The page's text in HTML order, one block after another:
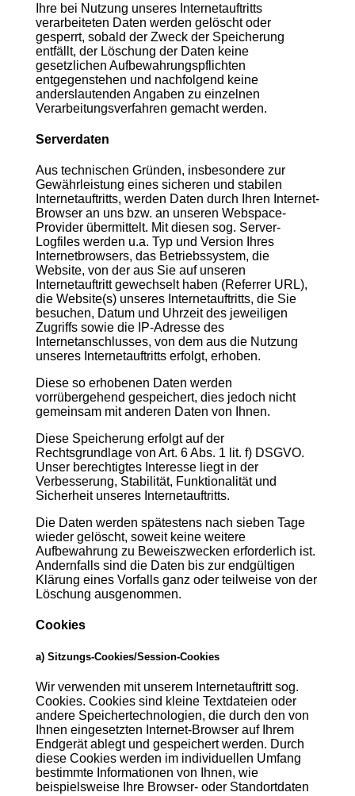
Ihre bei Nutzung unseres Internetauftritts
verarbeiteten Daten werden gelöscht oder
gesperrt, sobald der Zweck der Speicherung
entfällt, der Löschung der Daten keine
gesetzlichen Aufbewahrungspflichten
entgegenstehen und nachfolgend keine
anderslautenden Angaben zu einzelnen
Verarbeitungsverfahren gemacht werden.
Serverdaten
Aus technischen Gründen, insbesondere zur
Gewährleistung eines sicheren und stabilen
Internetauftritts, werden Daten durch Ihren Internet-
Browser an uns bzw. an unseren Webspace-
Provider übermittelt. Mit diesen sog. Server-
Logfiles werden u.a. Typ und Version Ihres
Internetbrowsers, das Betriebssystem, die
Website, von der aus Sie auf unseren
Internetauftritt gewechselt haben (Referrer URL),
die Website(s) unseres Internetauftritts, die Sie
besuchen, Datum und Uhrzeit des jeweiligen
Zugriffs sowie die IP-Adresse des
Internetanschlusses, von dem aus die Nutzung
unseres Internetauftritts erfolgt, erhoben.
Diese so erhobenen Daten werden
vorrübergehend gespeichert, dies jedoch nicht
gemeinsam mit anderen Daten von Ihnen.
Diese Speicherung erfolgt auf der
Rechtsgrundlage von Art. 6 Abs. 1 lit. f) DSGVO.
Unser berechtigtes Interesse liegt in der
Verbesserung, Stabilität, Funktionalität und
Sicherheit unseres Internetauftritts.
Die Daten werden spätestens nach sieben Tage
wieder gelöscht, soweit keine weitere
Aufbewahrung zu Beweiszwecken erforderlich ist.
Andernfalls sind die Daten bis zur endgültigen
Klärung eines Vorfalls ganz oder teilweise von der
Löschung ausgenommen.
Cookies
a) Sitzungs-Cookies/Session-Cookies
Wir verwenden mit unserem Internetauftritt sog.
Cookies. Cookies sind kleine Textdateien oder
andere Speichertechnologien, die durch den von
Ihnen eingesetzten Internet-Browser auf Ihrem
Endgerät ablegt und gespeichert werden. Durch
diese Cookies werden im individuellen Umfang
bestimmte Informationen von Ihnen, wie
beispielsweise Ihre Browser- oder Standortdaten